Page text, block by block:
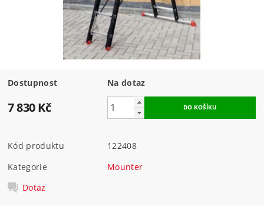
Dostupnost Na dotaz
7 830 Kč
Kód produktu
122408
Kategorie
Mounter
Dotaz